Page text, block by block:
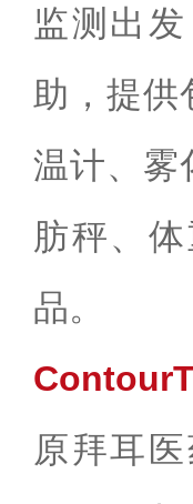
监测出
助，提供
温计、雾
肪秤、
品。
原拜耳